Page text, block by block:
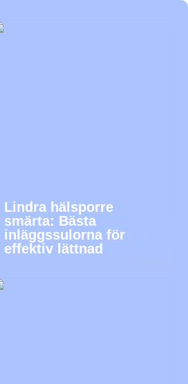
Lindra hälsporre
smärta: Bästa
inläggssulorna för
effektiv lättnad